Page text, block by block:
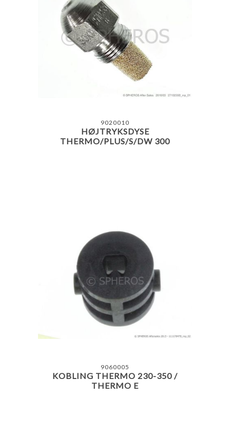
9020010
HØJTRYKSDYSE
THERMO/PLUS/S/DW 300
9060005
KOBLING THERMO 230-350 /
THERMO E